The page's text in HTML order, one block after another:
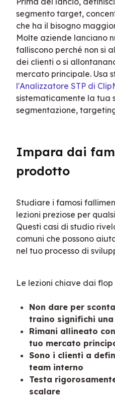
segmento target,
che ha il bisogno
Molte aziende lanciano
falliscono perché non si
dei clienti o si
l'Analizzatore STP di
sistematicamente la tua
segmentazione,
Impara dai
prodotto
Studiare i famosi
lezioni preziose per
Questi casi di studio
comuni che possono
nel tuo processo di
Le lezioni chiave dai
Non dare per
traino significhi
Rimani allineato
tuo mercato
Sono i clienti a
team interno
Testa
scalare